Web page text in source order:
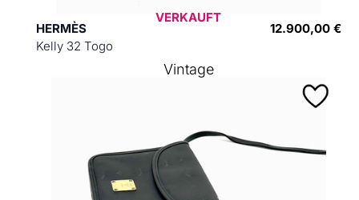
HERMÈS
Kelly 32 Togo
12.900,00 €
VERKAUFT
Vintage